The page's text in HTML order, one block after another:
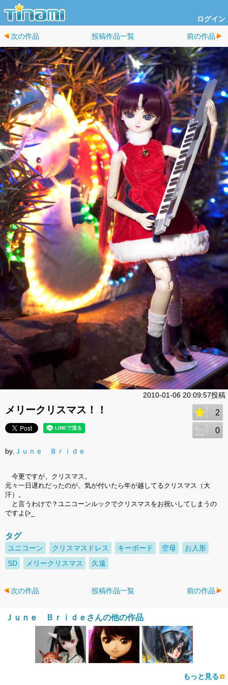
ログイン
次の作品 投稿作品一覧 前の作品
2010-01-06 20:09:57投稿
メリークリスマス！！ 2
0
by. Ｊｕｎｅ Ｂｒｉｄｅ
今更ですが、クリスマス。
元々一日遅れだったのが、気が付いたら年が越してるクリスマス（大
汗）。
と言うわけで？ユニコーンルックでクリスマスをお祝いしてしまうの
ですよ(>_
タグ
ユニコーン クリスマスドレス キーボード 空母
お人形
SD
メリークリスマス 久遠
次の作品 投稿作品一覧 前の作品
Ｊｕｎｅ Ｂｒｉｄｅさんの他の作品
もっと見る